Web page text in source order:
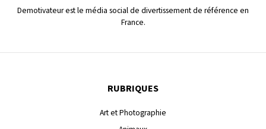
Demotivateur est le média social de divertissement de référence en
France.
RUBRIQUES
Art et Photographie